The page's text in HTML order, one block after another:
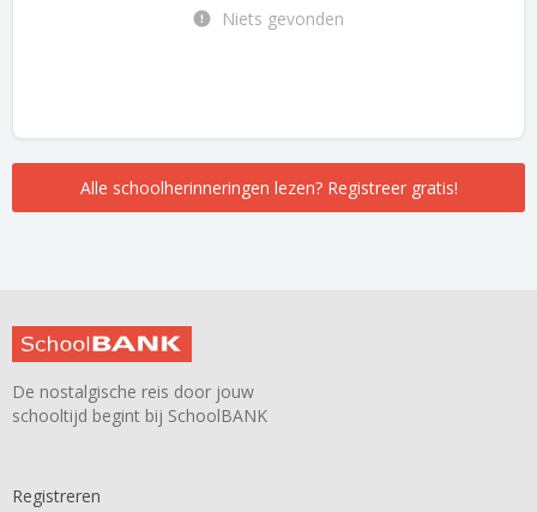
Niets gevonden
Alle schoolherinneringen lezen? Registreer gratis!
De nostalgische reis door jouw
schooltijd begint bij SchoolBANK
Registreren